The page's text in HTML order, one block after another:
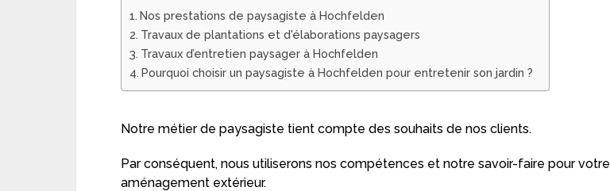
Nos prestations de paysagiste à Hochfelden
Travaux de plantations et d'élaborations paysagers
Travaux d’entretien paysager à Hochfelden
Pourquoi choisir un paysagiste à Hochfelden pour entretenir son jardin ?
Notre métier de paysagiste tient compte des souhaits de nos clients.
Par conséquent, nous utiliserons nos compétences et notre savoir-faire pour votre
aménagement extérieur.